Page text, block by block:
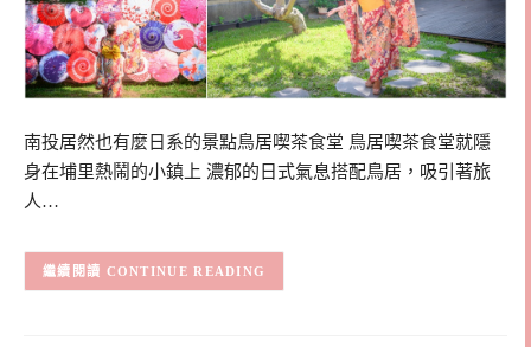
南投居然也有麼日系的景點鳥居喫茶食堂 鳥居喫茶食堂就隱
身在埔里熱鬧的小鎮上 濃郁的日式氣息搭配鳥居，吸引著旅
人…
CONTINUE READING